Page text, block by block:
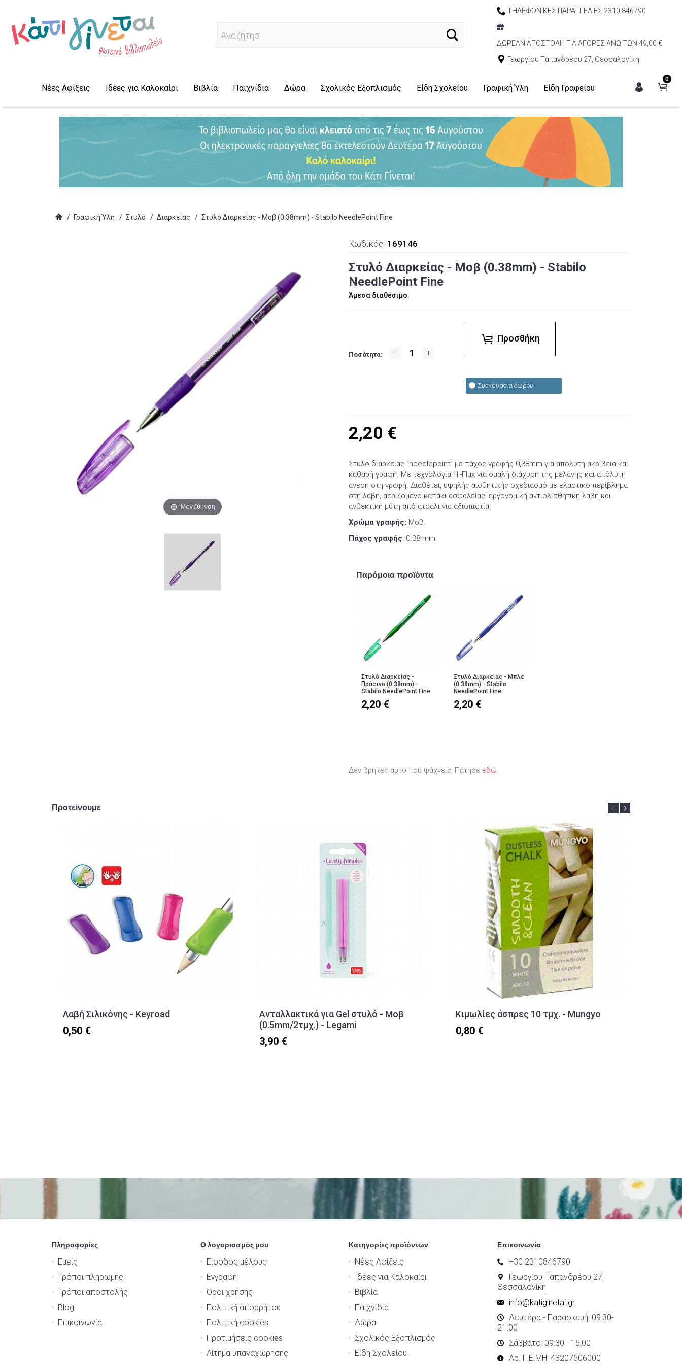
Αναζήτηση...
ΤΗΛΕΦΩΝΙΚΕΣ ΠΑΡΑΓΓΕΛΙΕΣ 2310 846790
ΔΩΡΕΑΝ ΑΠΟΣΤΟΛΗ ΓΙΑ ΑΓΟΡΕΣ ΑΝΩ ΤΩΝ 49,00 €
Γεωργίου Παπανδρέου 27, Θεσσαλονίκη
0
Νέες Αφίξεις Ιδέες για Καλοκαίρι Βιβλία Παιχνίδια Δώρα Σχολικός Εξοπλισμός Είδη Σχολείου Γραφική Ύλη Είδη Γραφείου
/ Γραφική Ύλη / Στυλό / Διαρκείας / Στυλό Διαρκείας - Μοβ (0.38mm) - Stabilo NeedlePoint Fine
Μεγέθυνση
Κωδικός: 169146
Στυλό Διαρκείας - Μοβ (0.38mm) - Stabilo
NeedlePoint Fine
Άμεσα διαθέσιμο.
Ποσότητα:
Προσθήκη
Συσκευασία δώρου
2,20 €
Στυλό διαρκείας “needlepoint” με πάχος γραφής 0,38mm για απόλυτη ακρίβεια και
καθαρή γραφή. Με τεχνολογία Hi-Flux για ομαλή διάχυση της μελάνης και απόλυτη
άνεση στη γραφή. Διαθέτει, υψηλής αισθητικής σχεδιασμό με ελαστικό περίβλημα
στη λαβή, αεριζόμενο καπάκι ασφαλείας, εργονομική αντιολισθητική λαβή και
ανθεκτική μύτη από ατσάλι για αξιοπιστία.
Χρώμα γραφής: Μοβ.
Πάχος γραφής: 0.38 mm.
Παρόμοια προϊόντα
Στυλό Διαρκείας -
Πράσινο (0.38mm) -
Stabilo NeedlePoint Fine
2,20 €
Στυλό Διαρκείας - Μπλε
(0.38mm) - Stabilo
NeedlePoint Fine
2,20 €
Δεν βρήκες αυτό που ψάχνεις; Πάτησε εδώ
Προτείνουμε
Λαβή Σιλικόνης - Keyroad
0,50 €
Ανταλλακτικά για Gel στυλό - Μοβ
(0.5mm/2τμχ.) - Legami
3,90 €
Κιμωλίες άσπρες 10 τμχ. - Mungyo
0,80 €
Πληροφορίες
Εμείς
Τρόποι πληρωμής
Τρόποι αποστολής
Blog
Επικοινωνία
Ο λογαριασμός μου
Είσοδος μέλους
Εγγραφή
Όροι χρήσης
Πολιτική απορρήτου
Πολιτική cookies
Προτιμήσεις cookies
Αίτημα υπαναχώρησης
Κατηγορίες προϊόντων
Νέες Αφίξεις
Ιδέες για Καλοκαίρι
Βιβλία
Παιχνίδια
Δώρα
Σχολικός Εξοπλισμός
Είδη Σχολείου
Επικοινωνία
+30 2310846790
Γεωργίου Παπανδρέου 27,
Θεσσαλονίκη
info@katiginetai.gr
Δευτέρα - Παρασκευή: 09:30-
21.00
Σάββατο: 09:30 - 15:00
Αρ. Γ.Ε.ΜΗ: 43207506000